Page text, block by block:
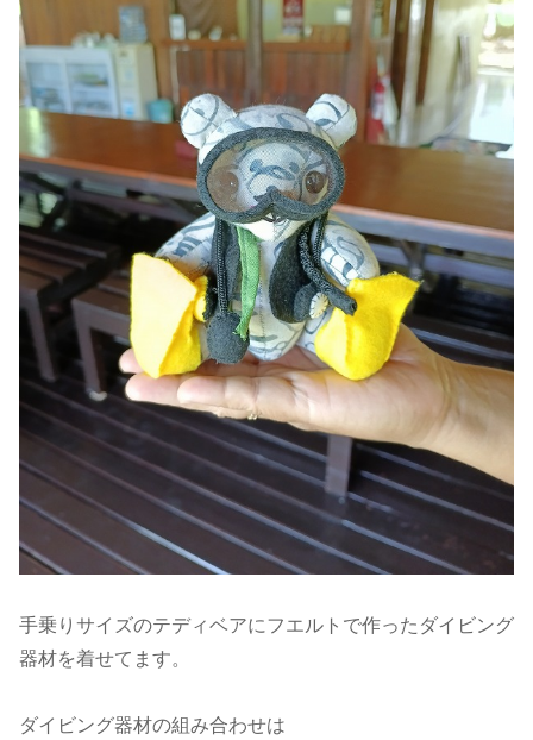
手乗りサイズのテディベアにフエルトで作ったダイビング
器材を着せてます。
ダイビング器材の組み合わせは